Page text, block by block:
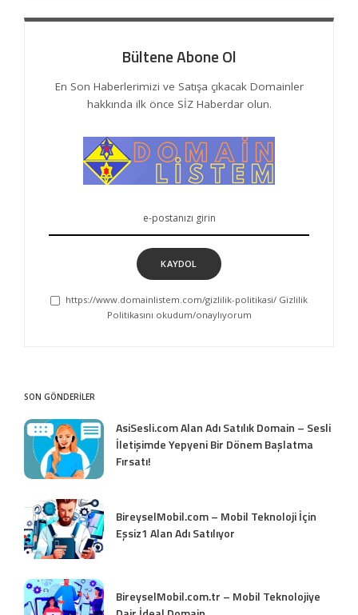
Bültene Abone Ol
En Son Haberlerimizi ve Satışa çıkacak Domainler
hakkında ilk önce SİZ Haberdar olun.
KAYDOL
https://www.domainlistem.com/gizlilik-politikasi/ Gizlilik
Politikasını okudum/onaylıyorum
SON GÖNDERİLER
AsiSesli.com Alan Adı Satılık Domain – Sesli
İletişimde Yepyeni Bir Dönem Başlatma
Fırsatı!
BireyselMobil.com – Mobil Teknoloji İçin
Eşsiz1 Alan Adı Satılıyor
BireyselMobil.com.tr – Mobil Teknolojiye